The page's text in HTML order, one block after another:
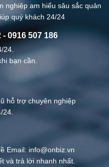
nghiệp am hiểu sâu sắc quản
quý khách 24/24
- 0916 507 186
24.
bạn cần.
hỗ trợ chuyên nghiệp
Email: info@onbiz.vn
và trả lời nhanh nhất.